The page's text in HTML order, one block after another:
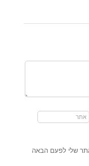
שלי לפעם הבאה